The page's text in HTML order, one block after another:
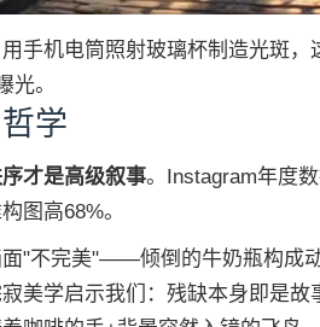
手机电筒照射玻璃杯制造光斑
光。
学
才是高级叙事。Instagram年度
图高68%。
"不完美"——倾倒的牛奶瓶构成
美学启示我们：残缺本身即是